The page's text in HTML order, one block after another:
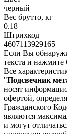
черный
Вес брутто, кг
0.18
Штрихкод
4607113929165
Если Вы
текста и нажмите
Все
"Подсвечник
носят
офертой,
Гражданского
являются
и могут